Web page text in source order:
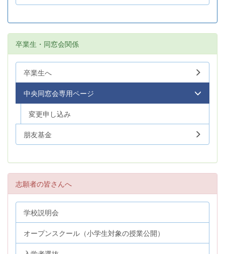
卒業生・同窓会関係
卒業生へ
中央同窓会専用ページ
変更申し込み
朋友基金
志願者の皆さんへ
学校説明会
オープンスクール（小学生対象の授業公開）